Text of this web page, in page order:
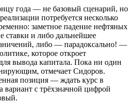
года — не базовый сценарий, но
потребуется несколько
заметное падение нефтяных
ставки и либо дальнейшее
либо — парадоксально! —
которое откроет
вывода капитала. Пока ни один
отмечает Сидоров.
позиция — ждать курс в
вариант с трёхзначной цифрой